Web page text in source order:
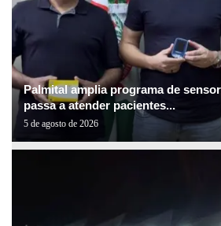
Palmital amplia programa de
passa a atender pacientes...
5 de agosto de 2026